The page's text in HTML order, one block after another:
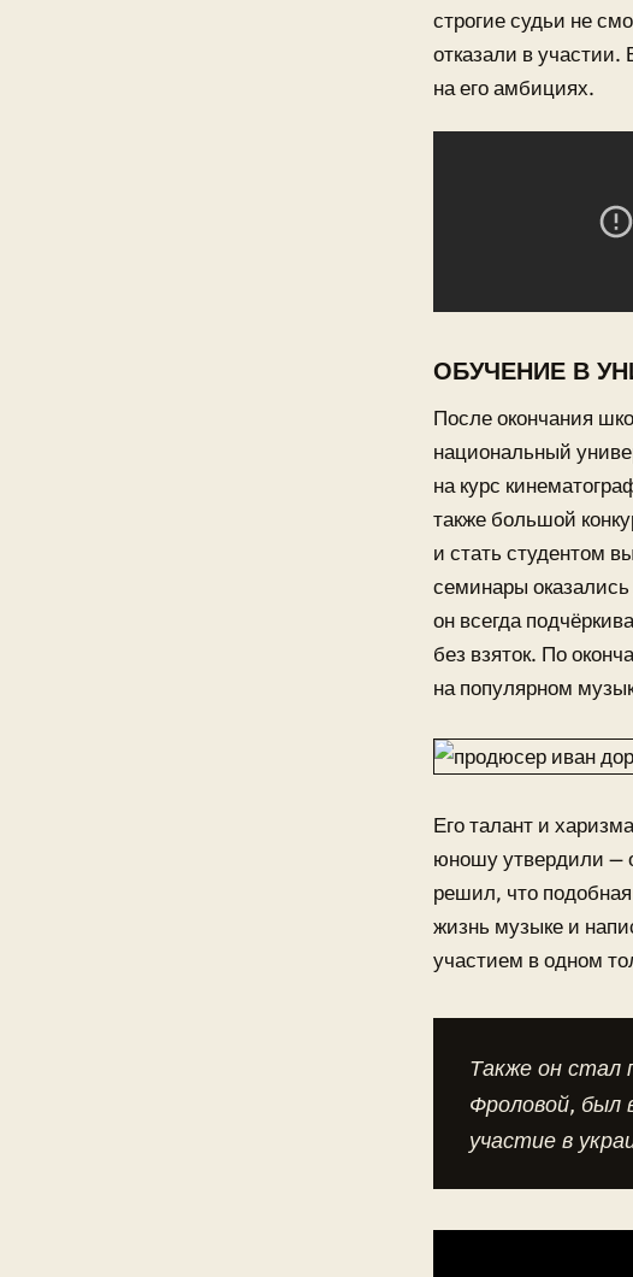
строгие судьи не
отказали в
на его амбициях.
ОБУЧЕНИЕ В
После окончания
национальный
на курс
также большой
и стать студентом
семинары
он всегда
без взяток. По
на популярном
Его талант и
юношу утвердили —
решил, что
жизнь музыке и
участием в одном
Также он стал
Фроловой, был
участие в